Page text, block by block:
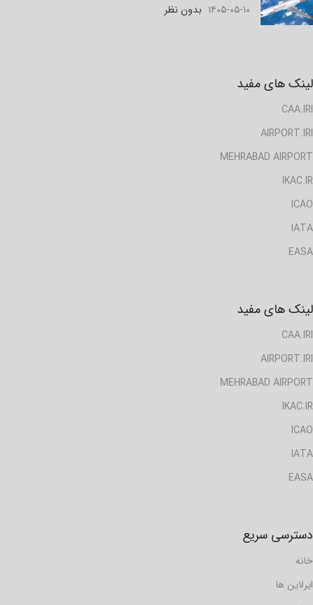
۱۴۰۵-۰۵-۱۰ بدون نظر
لینک های مفید
CAA.IRI
AIRPORT.IRI
MEHRABAD AIRPORT
IKAC.IR
ICAO
IATA
EASA
لینک های مفید
CAA.IRI
AIRPORT.IRI
MEHRABAD AIRPORT
IKAC.IR
ICAO
IATA
EASA
دسترسی سریع
خانه
ایرلاین ها